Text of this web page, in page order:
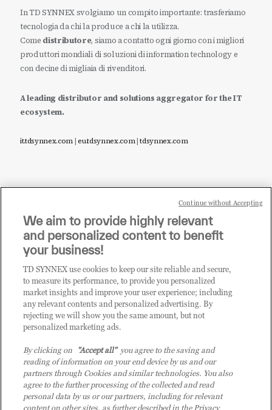
In TD SYNNEX svolgiamo un compito importante: trasferiamo
tecnologia da chi la produce a chi la utilizza.
Come distributore, siamo a contatto ogni giorno con i migliori
produttori mondiali di soluzioni di information technology e
con decine di migliaia di rivenditori.
A leading distributor and solutions aggregator for the IT
ecosystem.
it.tdsynnex.com|eu.tdsynnex.com|tdsynnex.com
Sei un rivenditore di tecnologia e desideri acquistare
i prodotti o le soluzioni trattate sul blog?
CLICCA QUI E DIVENTA
CLIENTE TD SYNNEX
We aim to provide highly relevant
and personalized content to benefit
your business!
TD SYNNEX use cookies to keep our site reliable and secure,
to measure its performance, to provide you personalized
market insights and improve your user experience; including
any relevant contents and personalized advertising. By
rejecting we will show you the same amount, but not
personalized marketing ads.
By clicking on "Accept all"you agree to the saving and
reading of information on your end device by us and our
partners through Cookies and similar technologies. You also
agree to the further processing of the collected and read
personal data by us or our partners, including for relevant
content on other sites, as further described in the Privacy
Continue without Accepting